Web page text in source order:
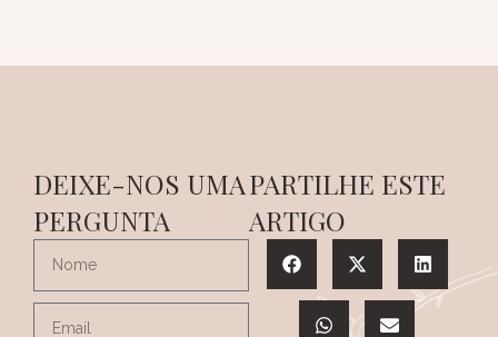
DEIXE-NOS UMA
PERGUNTA
PARTILHE ESTE
ARTIGO